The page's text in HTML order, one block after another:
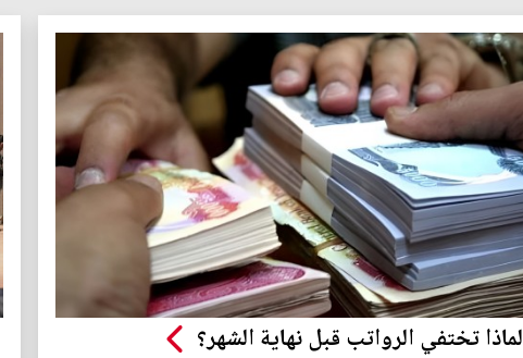
لماذا تختفي الرواتب قبل نهاية الشهر؟